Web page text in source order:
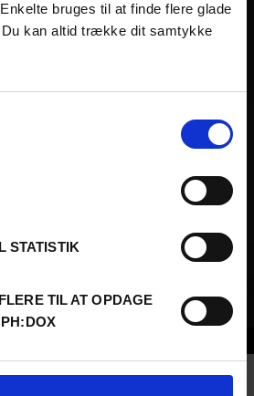
bruges til at finde flere glade
kan altid trække dit samtykke
STATISTIK
TIL AT OPDAGE